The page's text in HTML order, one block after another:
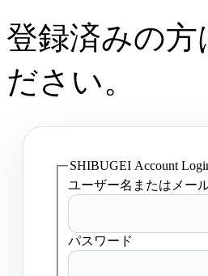
登録済みの
ださい。
SHIBUGEI Account
ユーザー名またはメー
パスワード